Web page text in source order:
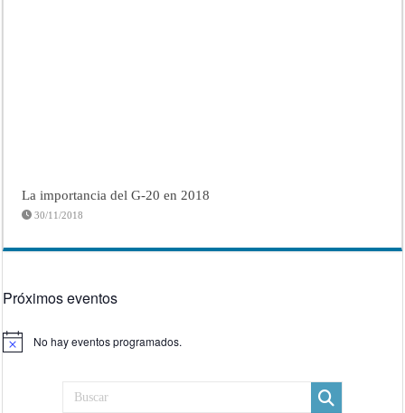
La importancia del G-20 en 2018
30/11/2018
Próximos eventos
Aviso No hay eventos programados.